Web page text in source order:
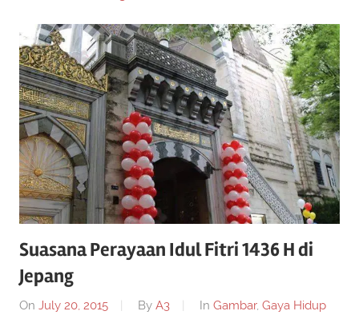
Suasana Perayaan Idul Fitri 1436 H di
Jepang
On July 20, 2015 By A3 In Gambar, Gaya Hidup